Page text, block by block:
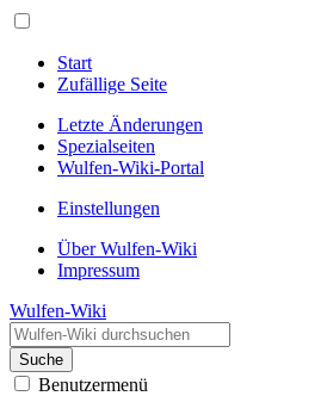
Start
Zufällige Seite
Letzte Änderungen
Spezialseiten
Wulfen-Wiki-Portal
Einstellungen
Über Wulfen-Wiki
Impressum
Wulfen-Wiki
Suche
Benutzermenü